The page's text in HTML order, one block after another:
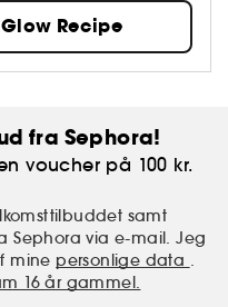
sundeste hud.
frugter med blide,
en hudpleje, der
behov. Desuden
Recipe
fra Sephora!
voucher på 100 kr.
samt
Sephora via e-mail. Jeg
mine personlige data .
16 år gammel.